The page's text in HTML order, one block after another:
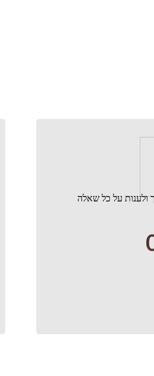
ולענות על כל שאלה